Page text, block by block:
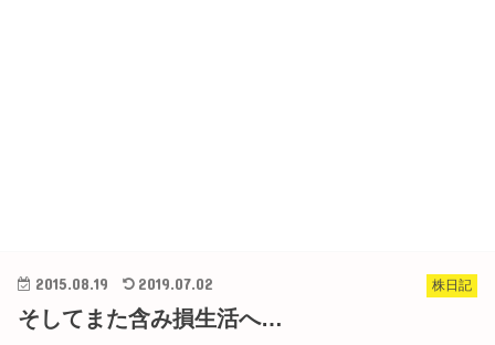
株日記
2015.08.19 2019.07.02
そしてまた含み損生活へ…